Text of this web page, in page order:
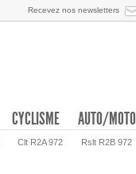
Recevez nos newsletters
Clt R2A 972 Rslt R2B 972
CYCLISME AUTO/MOTO